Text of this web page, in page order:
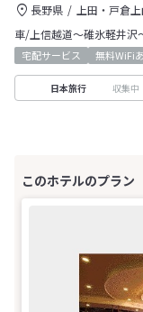
長野県 上田・戸倉
車/上信越道～碓氷軽井沢
宅配サービス 無料WiFi
日本旅行 収集中